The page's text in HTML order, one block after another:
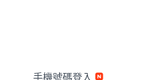
手機號碼登入